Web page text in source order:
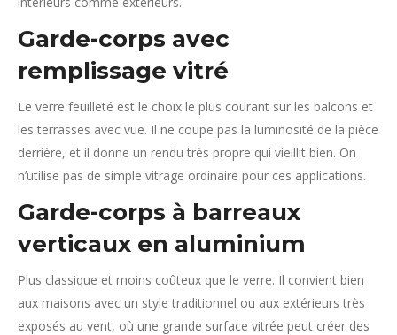
Garde-corps avec
remplissage vitré
Le verre feuilleté est le choix le plus courant sur les balcons et
les terrasses avec vue. Il ne coupe pas la luminosité de la pièce
derrière, et il donne un rendu très propre qui vieillit bien. On
n’utilise pas de simple vitrage ordinaire pour ces applications.
Garde-corps à barreaux
verticaux en aluminium
Plus classique et moins coûteux que le verre. Il convient bien
aux maisons avec un style traditionnel ou aux extérieurs très
exposés au vent, où une grande surface vitrée peut créer des